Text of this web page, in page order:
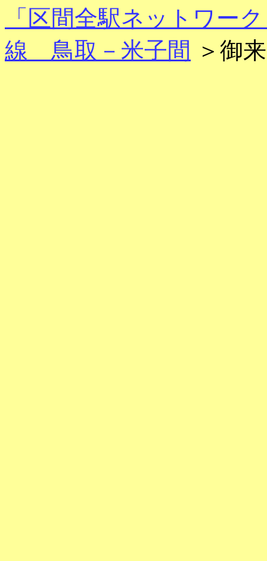
「区間全駅ネットワー
線 鳥取－米子間 ＞御